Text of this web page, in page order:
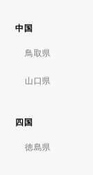
中国
鳥取県
山口県
四国
徳島県